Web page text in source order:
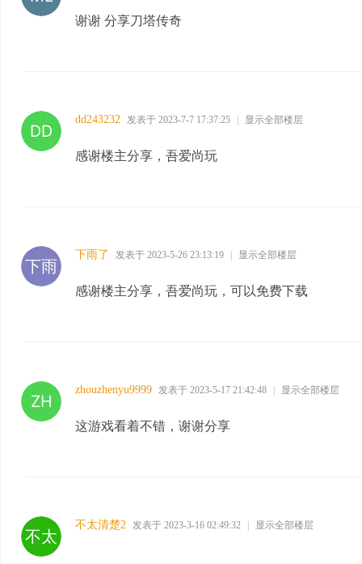
谢谢 分享刀塔传奇
dd243232 发表于 2023-7-7 17:37:25 显示全部楼层
感谢楼主分享，吾爱尚玩
下雨了 发表于 2023-5-26 23:13:19 显示全部楼层
感谢楼主分享，吾爱尚玩，可以免费下载
zhouzhenyu9999 发表于 2023-5-17 21:42:48 显示全部楼层
这游戏看着不错，谢谢分享
不太清楚2 发表于 2023-3-16 02:49:32 显示全部楼层